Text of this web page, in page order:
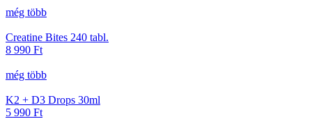
még több
Creatine Bites 240 tabl.
8 990 Ft
még több
K2 + D3 Drops 30ml
5 990 Ft